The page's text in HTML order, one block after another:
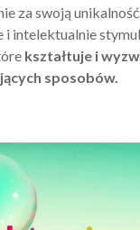
za swoją
i intelektualnie
kształtuje i
sposobów.